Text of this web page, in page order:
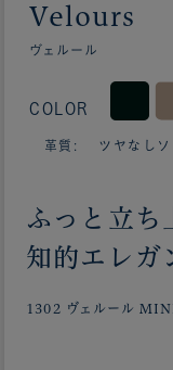
Velours
ヴェルール
COLOR
革質: ツヤなしソ
ふっと立ち
知的エレガ
1302 ヴェルール